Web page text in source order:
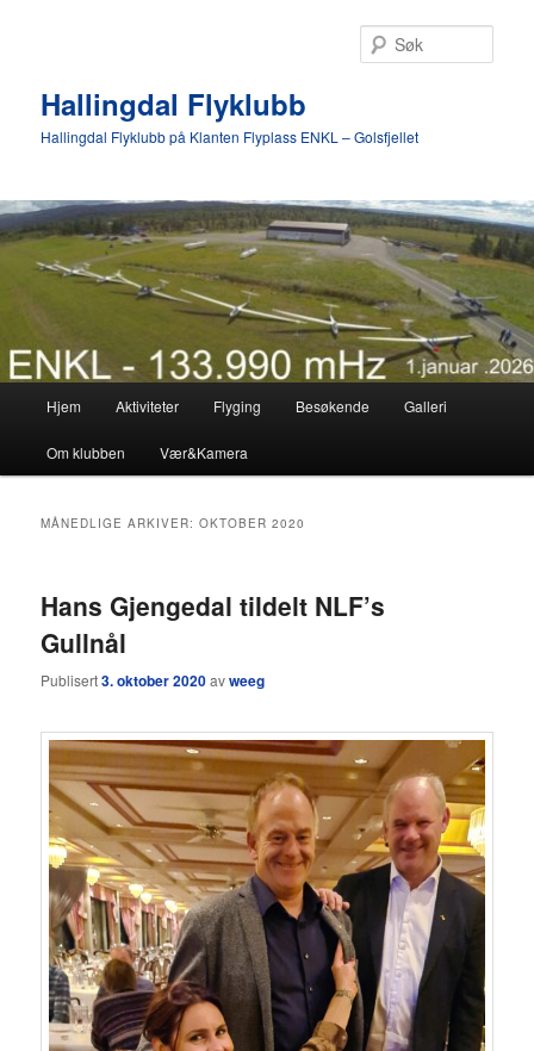
Hallingdal Flyklubb
Hallingdal Flyklubb på Klanten Flyplass ENKL – Golsfjellet
Hjem Aktiviteter Flyging Besøkende Galleri
Om klubben Vær&Kamera
MÅNEDLIGE ARKIVER:OKTOBER 2020
Hans Gjengedal tildelt NLF’s
Gullnål
Publisert3. oktober 2020avweeg